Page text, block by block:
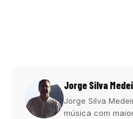
Jorge Silva
Jorge Silva
música com